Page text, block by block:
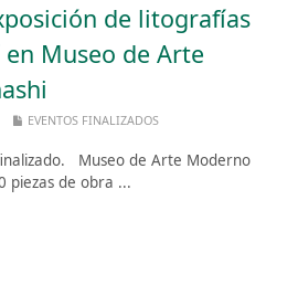
de litografías
Museo de Arte
EVENTOS FINALIZADOS
Museo de Arte Moderno
piezas de obra ...